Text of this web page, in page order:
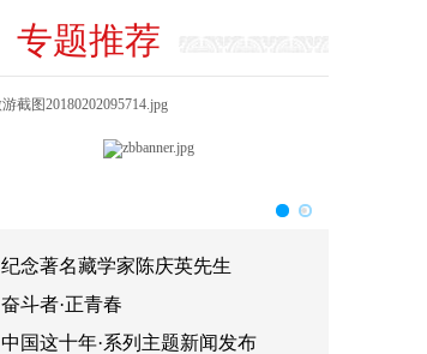
专题推荐
纪念著名藏学家陈庆英先生
奋斗者·正青春
中国这十年·系列主题新闻发布